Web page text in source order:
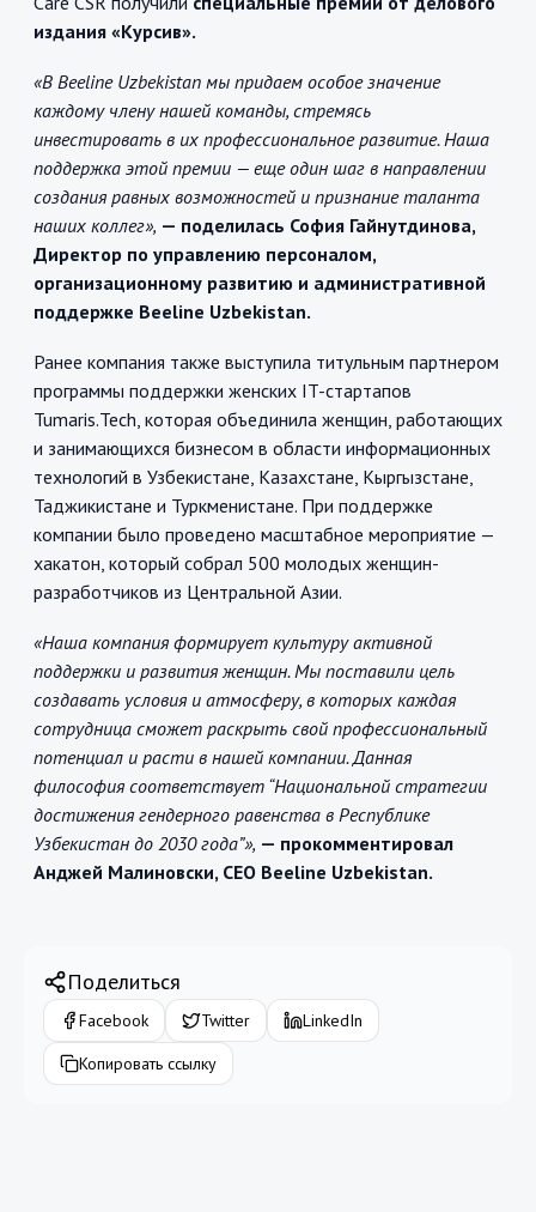
издания «Курсив».
«В Beeline Uzbekistan мы придаем особое значение
каждому члену нашей команды, стремясь
инвестировать в их профессиональное развитие. Наша
поддержка этой премии — еще один шаг в направлении
создания равных возможностей и признание таланта
наших коллег», — поделилась София Гайнутдинова,
Директор по управлению персоналом,
организационному развитию и административной
поддержке Beeline Uzbekistan.
Ранее компания также выступила титульным партнером
программы поддержки женских IT-стартапов
Tumaris.Tech, которая объединила женщин, работающих
и занимающихся бизнесом в области информационных
технологий в Узбекистане, Казахстане, Кыргызстане,
Таджикистане и Туркменистане. При поддержке
компании было проведено масштабное мероприятие —
хакатон, который собрал 500 молодых женщин-
разработчиков из Центральной Азии.
«Наша компания формирует культуру активной
поддержки и развития женщин. Мы поставили цель
создавать условия и атмосферу, в которых каждая
сотрудница сможет раскрыть свой профессиональный
потенциал и расти в нашей компании. Данная
философия соответствует “Национальной стратегии
достижения гендерного равенства в Республике
Узбекистан до 2030 года”», — прокомментировал
Анджей Малиновски, CEO Beeline Uzbekistan.
Поделиться
Facebook Twitter
LinkedIn
Копировать ссылку